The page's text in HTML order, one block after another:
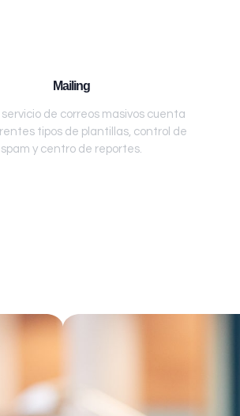
Mailing
de correos masivos cuenta
tipos de plantillas, control de
spam y centro de reportes.